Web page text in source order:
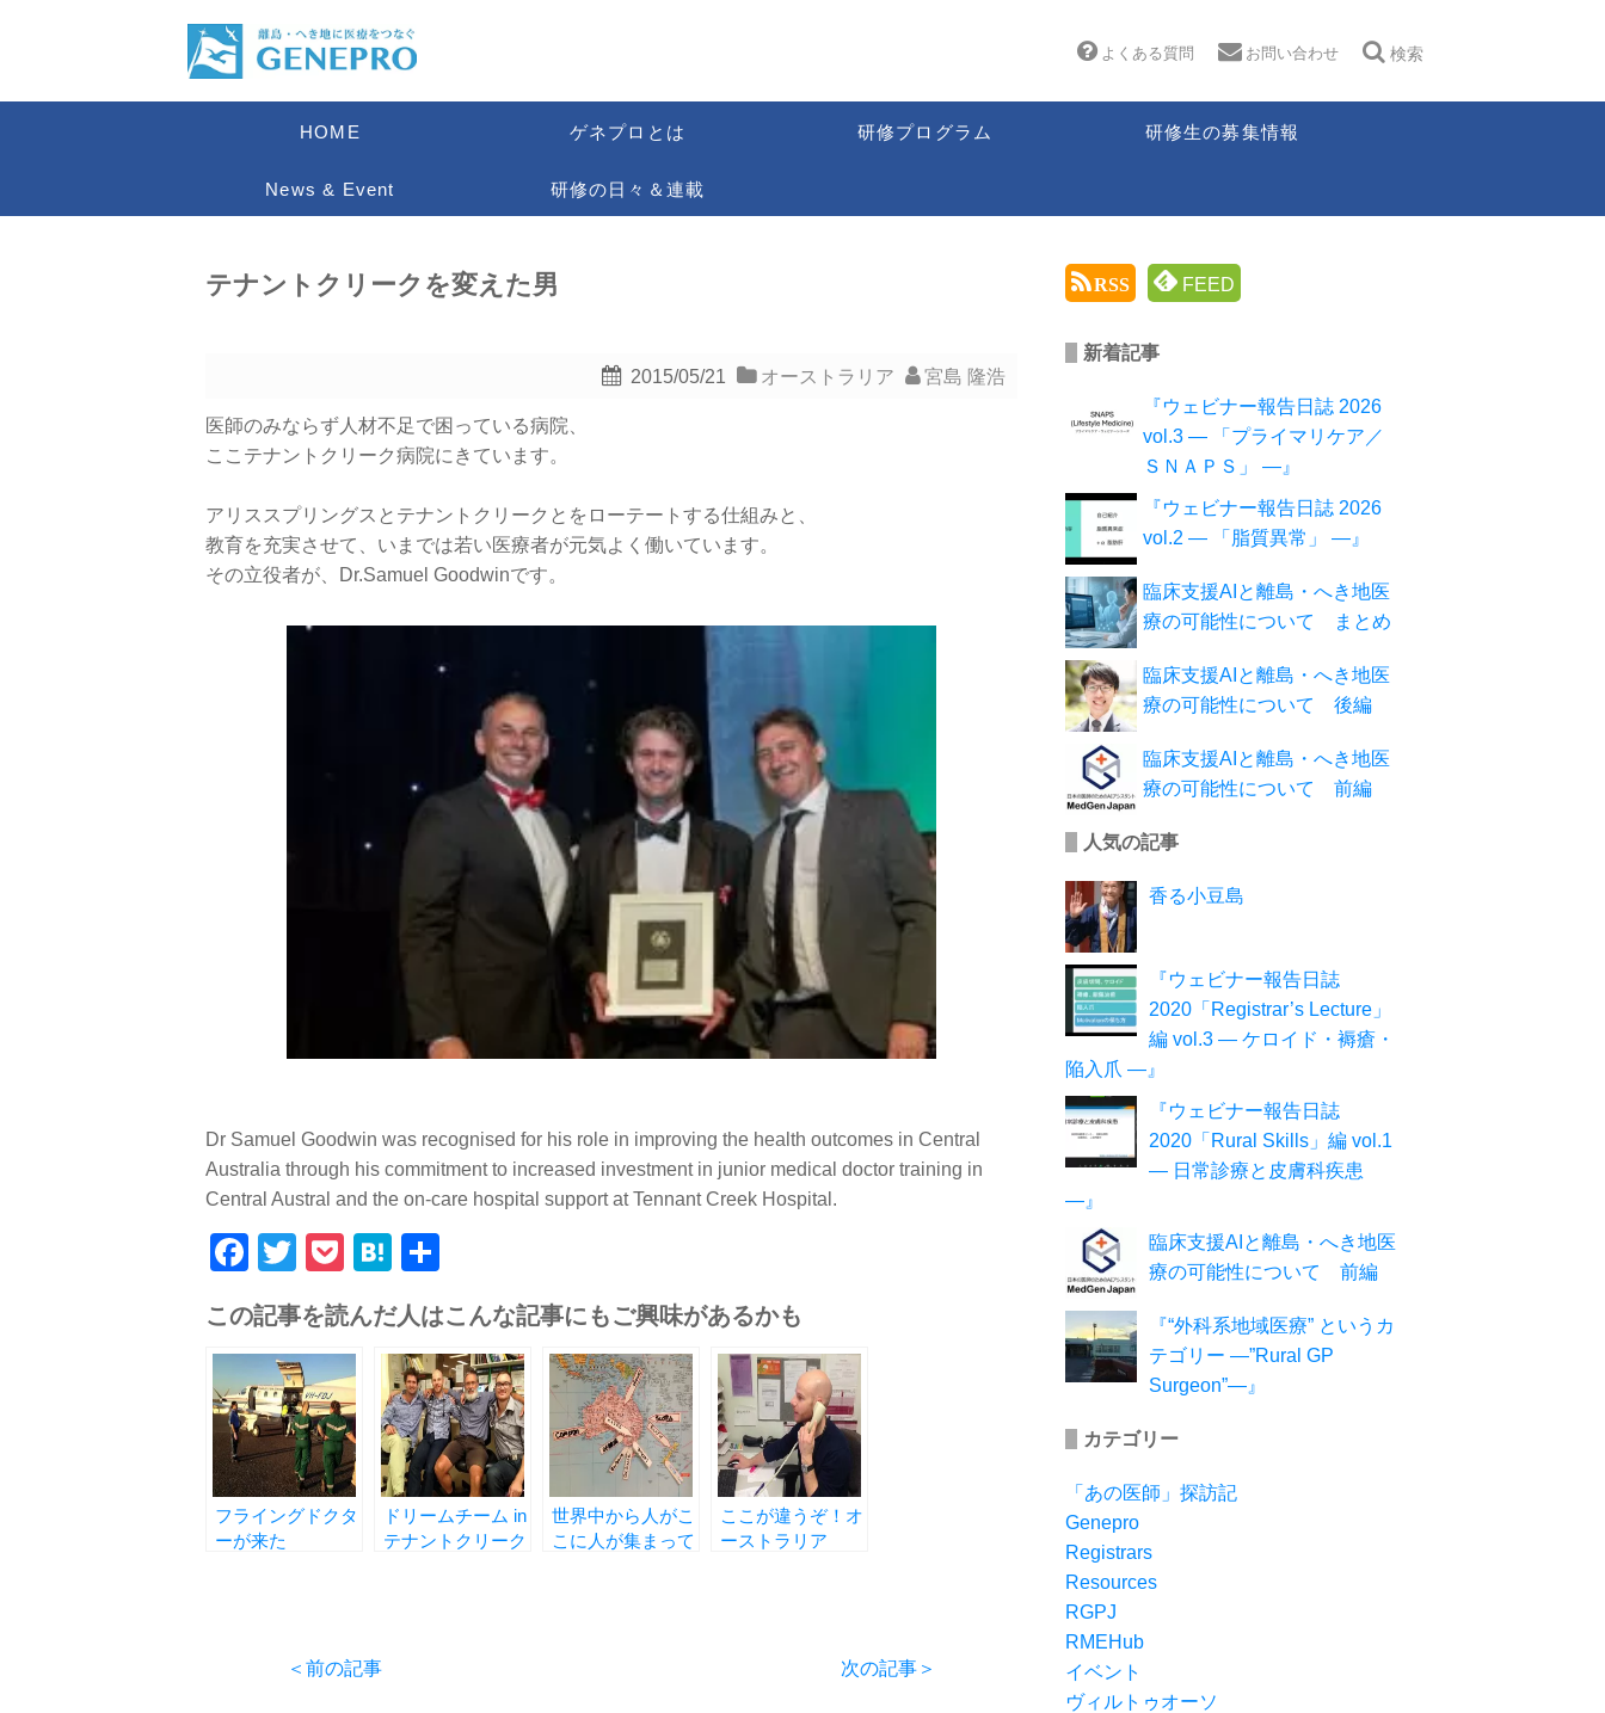
よくある質問 お問い合わせ 検索
HOME ゲネプロとは 研修プログラム 研修生の募集情報
News & Event 研修の日々＆連載
テナントクリークを変えた男
2015/05/21 オーストラリア 宮島 隆浩
医師のみならず人材不足で困っている病院、
ここテナントクリーク病院にきています。
アリススプリングスとテナントクリークとをローテートする仕組みと、
教育を充実させて、いまでは若い医療者が元気よく働いています。
その立役者が、Dr.Samuel Goodwinです。
Dr Samuel Goodwin was recognised for his role in improving the health outcomes in Central
Australia through his commitment to increased investment in junior medical doctor training in
Central Austral and the on-care hospital support at Tennant Creek Hospital.
Facebook
TwitterPocketHatena
この記事を読んだ人はこんな記事にもご興味があるかも
フライングドクタ
ーが来た
ドリームチーム in
テナントクリーク
世界中から人がこ
こに人が集まって
ここが違うぞ！オ
ーストラリア
＜前の記事 次の記事＞
RSS FEED
新着記事
『ウェビナー報告日誌 2026
vol.3 ― 「プライマリケア／
ＳＮＡＰＳ」 ―』
『ウェビナー報告日誌 2026
vol.2 ― 「脂質異常」 ―』
臨床支援AIと離島・へき地医
療の可能性について まとめ
臨床支援AIと離島・へき地医
療の可能性について 後編
臨床支援AIと離島・へき地医
療の可能性について 前編
人気の記事
香る小豆島
『ウェビナー報告日誌
2020「Registrar’s Lecture」
編 vol.3 ― ケロイド・褥瘡・
陥入爪 ―』
『ウェビナー報告日誌
2020「Rural Skills」編 vol.1
― 日常診療と皮膚科疾患
―』
臨床支援AIと離島・へき地医
療の可能性について 前編
『“外科系地域医療” というカ
テゴリー ―”Rural GP
Surgeon”―』
カテゴリー
「あの医師」探訪記
Genepro
Registrars
Resources
RGPJ
RMEHub
イベント
ヴィルトゥオーソ